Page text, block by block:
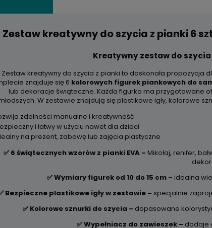
Zestaw kreatywny do szycia z pianki 6
Kreatywny zestaw do
Zestaw kreatywny do szycia z pianki to doskonała propozycja
znajduje się 6 kolorowych figurek piankowych do
lub dekoracje świąteczne. Każda figurka ma przygotowane
W zestawie znajdują się plastikowe igły, kolorowe
zdolności manualne i kreatywność
i łatwy w użyciu nawet dla dzieci
na prezent, zabawę lub zajęcia plastyczne
✅ 6 świątecznych wzorów z pianki EVA – Mikołaj, renifer,
✅ Wymiary figurek od 10 do 15 cm – idealna
Bezpieczne plastikowe igły w zestawie – specjalnie
✅ Kolorowe sznurki do szycia – dopasowane
✅ Wypełniacz do zawieszek – dodaje